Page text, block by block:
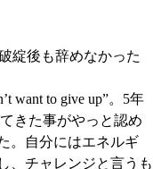
綻後も辞めなかった
want to give up”。5年
きた事がやっと認め
。自分にはエネルギ
、チャレンジと言うも